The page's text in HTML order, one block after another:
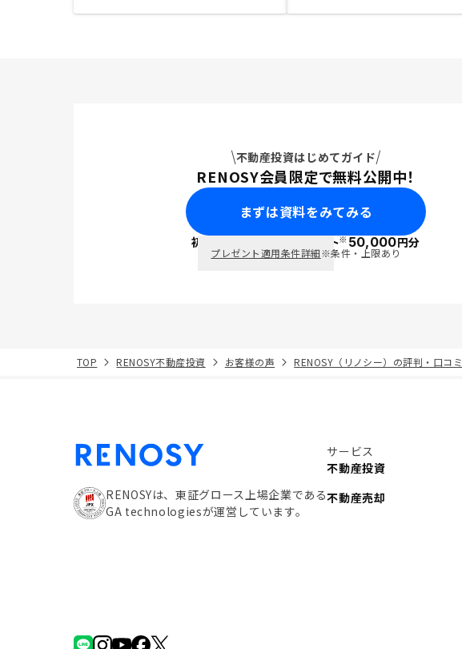
不動産投資はじめてガイド
RENOSY会員限定で無料公開中！
まずは資料をみてみる
初回面談で ポイント※50,000円分
プレゼント適用条件詳細※条件・上限あり
TOP RENOSY不動産投資 お客様の声 RENOSY（リノシー）の評判・口コミ
RENOSYは、東証グロース上場企業である
GA technologiesが運営しています。
サービス
不動産投資
不動産売却